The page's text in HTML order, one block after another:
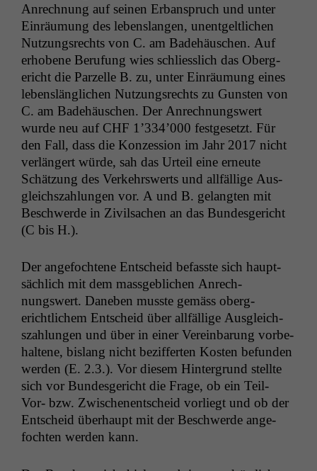
Anrech­nung auf seinen Erbanspruch und unter
Ein­räu­mung des lebenslan­gen, unent­geltlichen
Nutzungsrechts von C. am Bade­häuschen. Auf
erhobene Beru­fung wies schliesslich das Oberg­
ericht die Parzelle B. zu, unter Ein­räu­mung eines
lebenslänglichen Nutzungsrechts zu Gun­sten von
C. am Bade­häuschen. Der Anrech­nungswert
wurde neu auf CHF 1’334’000 fest­ge­set­zt. Für
den Fall, dass die Konzes­sion im Jahr 2017 nicht
ver­längert würde, sah das Urteil eine erneute
Schätzung des Verkehr­swerts und allfäl­lige Aus­
gle­ich­szahlun­gen vor. A und B. gelangten mit
Beschw­erde in Zivil­sachen an das Bun­des­gericht
(C bis H.).
Der ange­focht­ene Entscheid befasste sich haupt­
säch­lich mit dem mass­ge­blichen Anrech­
nungswert. Daneben musste gemäss oberg­
erichtlichem Entscheid über allfäl­lige Aus­gle­ich­
szahlun­gen und über in ein­er Vere­in­barung vor­be­
hal­tene, bis­lang nicht bez­if­fer­ten Kosten befun­den
wer­den (E. 2.3.). Vor diesem Hin­ter­grund stellte
sich vor Bun­des­gericht die Frage, ob ein Teil-
Vor- bzw. Zwis­ch­enentscheid vor­liegt und ob der
Entscheid über­haupt mit der Beschw­erde ange­
focht­en wer­den kann.